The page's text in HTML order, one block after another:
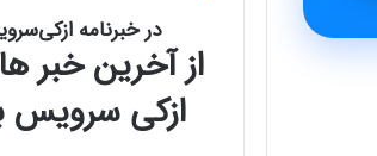
در خبرنامه
از آخرین خبر
ازکی سرویس